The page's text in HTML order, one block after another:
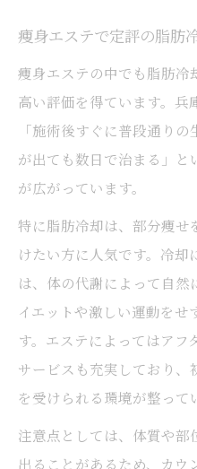
痩身エステで定評の脂肪
痩身エステの中でも脂肪冷
高い評価を得ています。兵
「施術後すぐに普段通り
が出ても数日で治まる」
が広がっています。
特に脂肪冷却は、部分痩せ
けたい方に人気です。冷
は、体の代謝によって自
イエットや激しい運動をせ
す。エステによってはアフ
サービスも充実しており
を受けられる環境が整って
注意点としては、体質や
出ることがあるため、カ